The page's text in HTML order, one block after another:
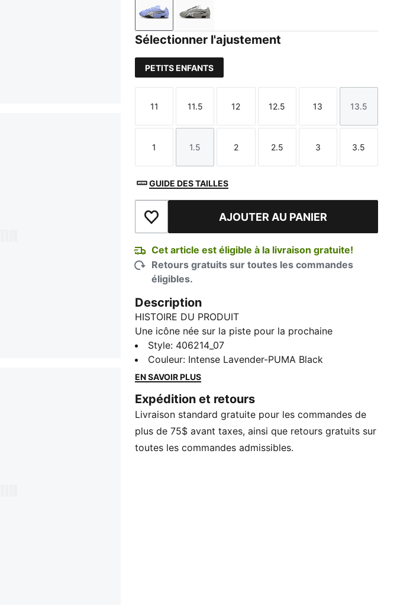
Intense Lavender-PUMA Black
Gray Echo-Puma Silver
Sélectionner l'ajustement
PETITS ENFANTS
Taille
11
Taille
11.5
Taille
12
Taille
12.5
Taille
13
Taille
13.5
Taille
1
Taille
1.5
Taille
2
Taille
2.5
Taille
3
Taille
3.5
GUIDE DES TAILLES
Ajouter à la liste de souhaits
AJOUTER AU PANIER
Cet article est éligible à la livraison gratuite!
Retours gratuits sur toutes les commandes
éligibles.
Description
HISTOIRE DU PRODUIT
Une icône née sur la piste pour la prochaine
génération. La H-Street sort des archives avec un
aspect enraciné dans la vitesse et faite spécialement
pour les enfants. Inspirée par les chaussures de
années 2000, la H-Street garde les petits pieds à
l'aise avec une tige en tissu mesh léger et une forme
profilée.
CARACTÉRISTIQUES ET AVANTAGES
Style: 406214_07
Couleur: Intense Lavender-PUMA Black
EN SAVOIR PLUS
Expédition et retours
Livraison standard gratuite pour les commandes de
plus de 75$ avant taxes, ainsi que retours gratuits sur
toutes les commandes admissibles.